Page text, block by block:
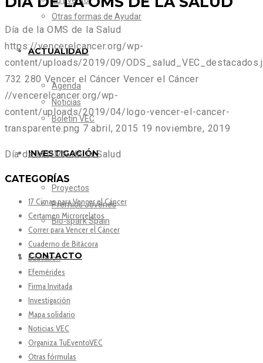
Otras formas de Ayudar
ACTUALIDAD
Agenda
Noticias
Boletín VEC
INVESTIGACIÓN
Proyectos
Premios Jóvenes
Bio-spark Spain
CONTACTO
Día de la OMS de la Salud
https://vencerelcancer.org/wp-
content/uploads/2019/09/
732 280 Vencer el Cáncer Vencer el Cáncer
//vencerelcancer.org/wp-
content/uploads/2019/04/logo-vencer-el-cancer-
transparente.png 7 abril, 2015 19 noviembre, 2019
Día de la OMS de la Salud
CATEGORÍAS
17 Cimas para Vencer el Cáncer
Certamen Microrrelatos
Correr para Vencer el Cáncer
Cuaderno de Bitácora
Education
Efemérides
Firma Invitada
Investigación
Mapa solidario
Noticias VEC
Organiza TuEventoVEC
Otras fórmulas